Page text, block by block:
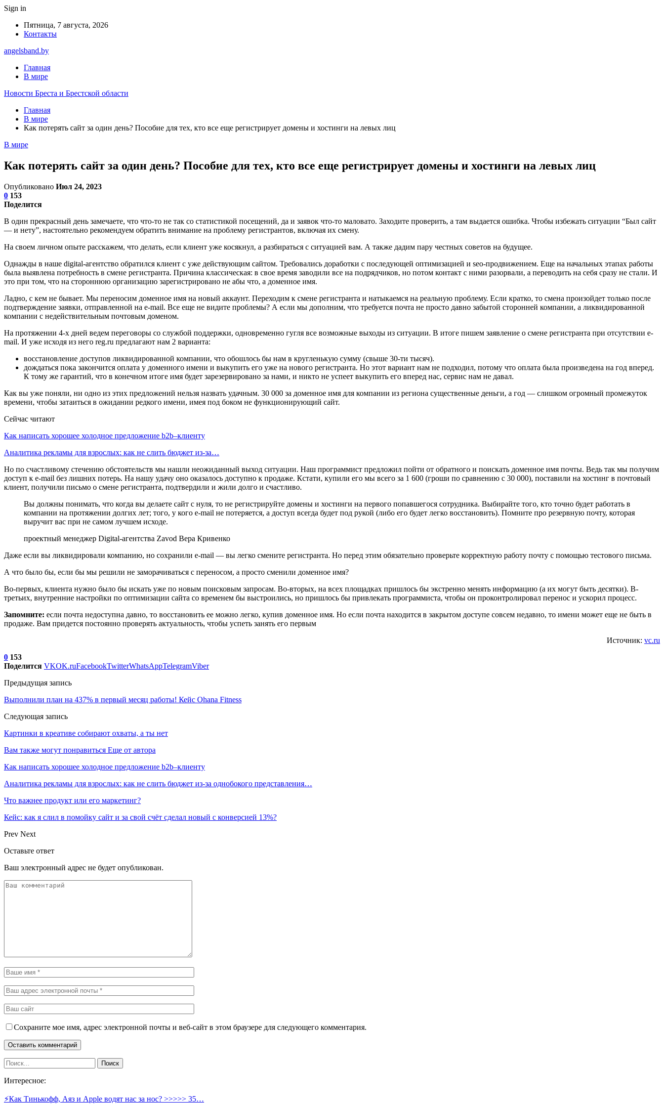
Sign in
Пятница, 7 августа, 2026
Контакты
angelsband.by
Главная
В мире
Новости Бреста и Брестской области
Главная
В мире
Как потерять сайт за один день? Пособие для тех, кто все еще регистрирует домены и хостинги на левых лиц
В мире
Как потерять сайт за один день? Пособие для тех, кто все еще регистрирует домены и хостинги на левых лиц
Опубликовано Июл 24, 2023
0 153
Поделится
В один прекрасный день замечаете, что что-то не так со статистикой посещений, да и заявок что-то маловато. Заходите проверить, а там выдается ошибка. Чтобы избежать ситуации “Был сайт
— и нету”, настоятельно рекомендуем обратить внимание на проблему регистрантов, включая их смену.
На своем личном опыте расскажем, что делать, если клиент уже косякнул, а разбираться с ситуацией вам. А также дадим пару честных советов на будущее.
Однажды в наше digital-агентство обратился клиент с уже действующим сайтом. Требовались доработки с последующей оптимизацией и seo-продвижением. Еще на начальных этапах работы
была выявлена потребность в смене регистранта. Причина классическая: в свое время заводили все на подрядчиков, но потом контакт с ними разорвали, а переводить на себя сразу не стали. И
это при том, что на стороннюю организацию зарегистрировано не абы что, а доменное имя.
Ладно, с кем не бывает. Мы переносим доменное имя на новый аккаунт. Переходим к смене регистранта и натыкаемся на реальную проблему. Если кратко, то смена произойдет только после
подтверждение заявки, отправленной на e-mail. Все еще не видите проблемы? А если мы дополним, что требуется почта не просто давно забытой сторонней компании, а ликвидированной
компании с недействительным почтовым доменом.
На протяжении 4-х дней ведем переговоры со службой поддержки, одновременно гугля все возможные выходы из ситуации. В итоге пишем заявление о смене регистранта при отсутствии e-
mail. И уже исходя из него reg.ru предлагают нам 2 варианта:
восстановление доступов ликвидированной компании, что обошлось бы нам в кругленькую сумму (свыше 30-ти тысяч).
дождаться пока закончится оплата у доменного имени и выкупить его уже на нового регистранта. Но этот вариант нам не подходил, потому что оплата была произведена на год вперед.
К тому же гарантий, что в конечном итоге имя будет зарезервировано за нами, и никто не успеет выкупить его вперед нас, сервис нам не давал.
Как вы уже поняли, ни одно из этих предложений нельзя назвать удачным. 30 000 за доменное имя для компании из региона существенные деньги, а год — слишком огромный промежуток
времени, чтобы затаиться в ожидании редкого имени, имея под боком не функционирующий сайт.
Сейчас читают
Как написать хорошее холодное предложение b2b–клиенту
Аналитика рекламы для взрослых: как не слить бюджет из-за…
Но по счастливому стечению обстоятельств мы нашли неожиданный выход ситуации. Наш программист предложил пойти от обратного и поискать доменное имя почты. Ведь так мы получим
доступ к e-mail без лишних потерь. На нашу удачу оно оказалось доступно к продаже. Кстати, купили его мы всего за 1 600 (гроши по сравнению с 30 000), поставили на хостинг в почтовый
клиент, получили письмо о смене регистранта, подтвердили и жили долго и счастливо.
Вы должны понимать, что когда вы делаете сайт с нуля, то не регистрируйте домены и хостинги на первого попавшегося сотрудника. Выбирайте того, кто точно будет работать в
компании на протяжении долгих лет; того, у кого e-mail не потеряется, а доступ всегда будет под рукой (либо его будет легко восстановить). Помните про резервную почту, которая
выручит вас при не самом лучшем исходе.
проектный менеджер Digital-агентства Zavod Вера Кривенко
Даже если вы ликвидировали компанию, но сохранили e-mail — вы легко смените регистранта. Но перед этим обязательно проверьте корректную работу почту с помощью тестового письма.
А что было бы, если бы мы решили не заморачиваться с переносом, а просто сменили доменное имя?
Во-первых, клиента нужно было бы искать уже по новым поисковым запросам. Во-вторых, на всех площадках пришлось бы экстренно менять информацию (а их могут быть десятки). В-
третьих, внутренние настройки по оптимизации сайта со временем бы выстроились, но пришлось бы привлекать программиста, чтобы он проконтролировал перенос и ускорил процесс.
Запомните: если почта недоступна давно, то восстановить ее можно легко, купив доменное имя. Но если почта находится в закрытом доступе совсем недавно, то имени может еще не быть в
продаже. Вам придется постоянно проверять актуальность, чтобы успеть занять его первым
Источник: vc.ru
0 153
Поделится VKOK.ruFacebookTwitterWhatsAppTelegramViber
Предыдущая запись
Выполнили план на 437% в первый месяц работы! Кейс Ohana Fitness
Следующая запись
Картинки в креативе собирают охваты, а ты нет
Вам также могут понравиться Еще от автора
Как написать хорошее холодное предложение b2b–клиенту
Аналитика рекламы для взрослых: как не слить бюджет из-за однобокого представления…
Что важнее продукт или его маркетинг?
Кейс: как я слил в помойку сайт и за свой счёт сделал новый с конверсией 13%?
Prev Next
Оставьте ответ
Ваш электронный адрес не будет опубликован.
Сохраните мое имя, адрес электронной почты и веб-сайт в этом браузере для следующего комментария.
Интересное:
⚡️Как Тинькофф, Аяз и Apple водят нас за нос? >>>>> 35…